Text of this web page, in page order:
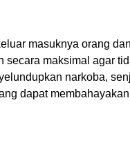
masuknya orang
secara maksimal agar
narkoba,
dapat membahayakan